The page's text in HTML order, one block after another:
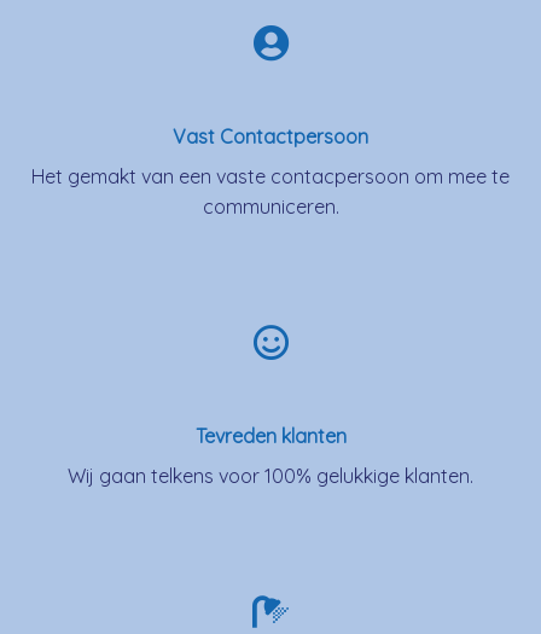
Vast Contactpersoon
Het gemakt van een vaste contacpersoon om mee te
communiceren.
Tevreden klanten
Wij gaan telkens voor 100% gelukkige klanten.